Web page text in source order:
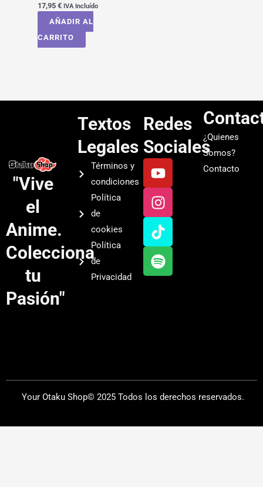
17,95 € IVA Incluído
AÑADIR AL
CARRITO
"Vive
el
Anime.
Colecciona
tu
Pasión"
Textos
Legales
Términos y
condiciones
Política
de
cookies
Política
de
Privacidad
Redes
Sociales
Y
o
u
t
u
b
e
I
n
s
t
a
g
r
a
T
i
k
t
o
k
S
p
o
t
i
f
y
¿Quienes
Somos?
Contacto
Your Otaku Shop© 2025 Todos los derechos reservados.